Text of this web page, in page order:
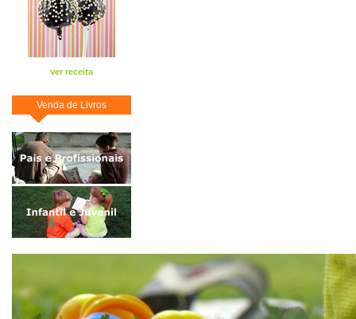
ver receita
Venda de Livros